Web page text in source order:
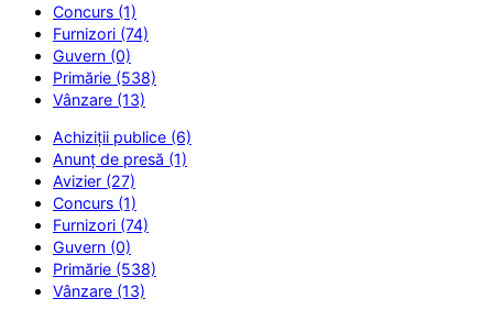
Concurs (1)
Furnizori (74)
Guvern (0)
Primărie (538)
Vânzare (13)
Achiziții publice (6)
Anunț de presă (1)
Avizier (27)
Concurs (1)
Furnizori (74)
Guvern (0)
Primărie (538)
Vânzare (13)